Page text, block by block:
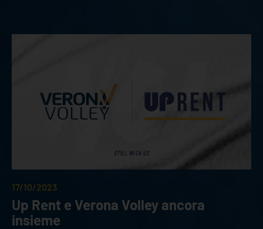
17/10/2023
Up Rent e Verona Volley ancora
insieme